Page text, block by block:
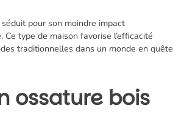
pour son moindre impact
type de maison favorise l’efficacité
traditionnelles dans un monde en quête
ossature bois